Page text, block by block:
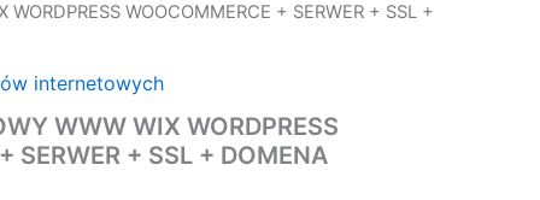
WORDPRESS WOOCOMMERCE + SERWER + SSL +
internetowych
WWW WIX WORDPRESS
SERWER + SSL + DOMENA